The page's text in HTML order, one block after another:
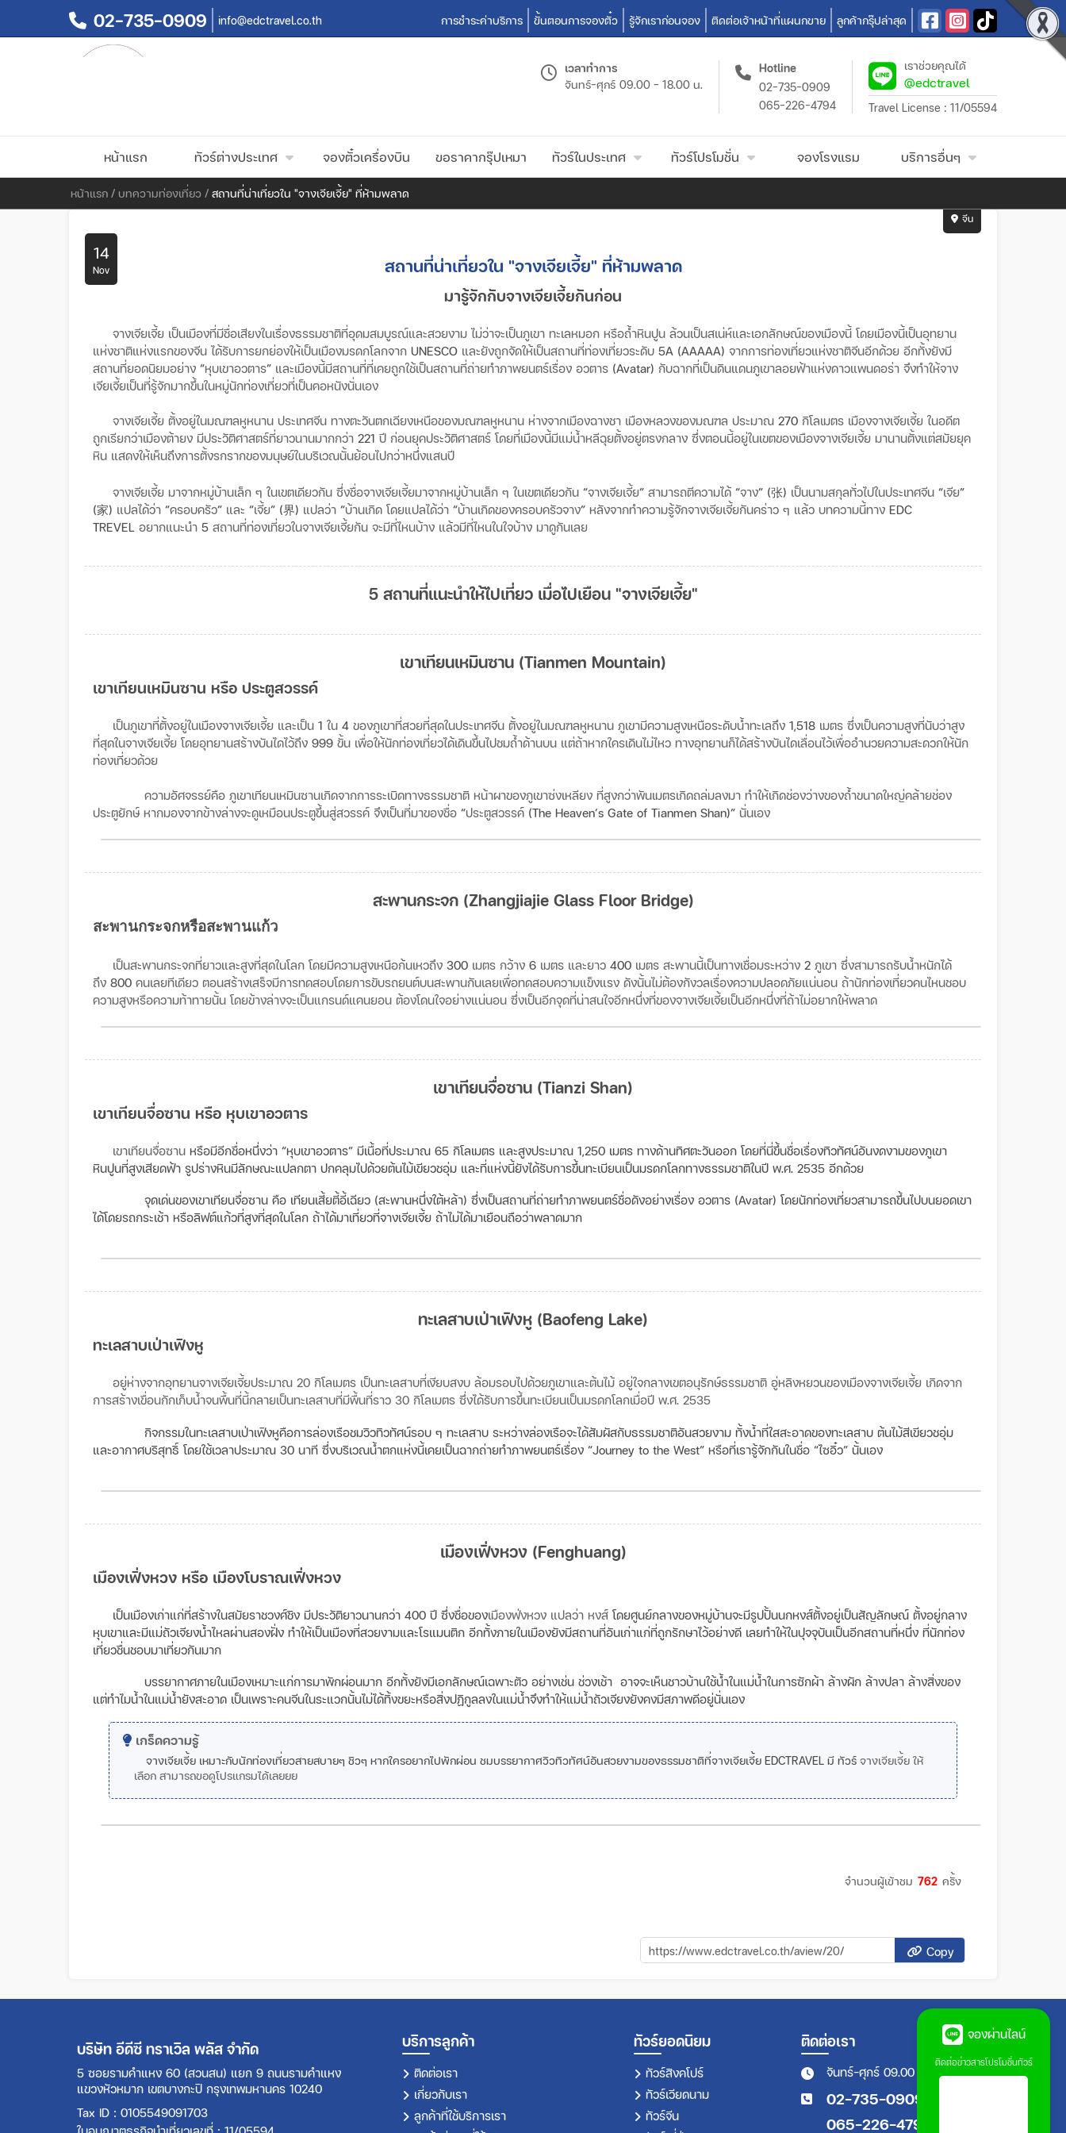
02-735-0909 info@edctravel.co.th การชำระค่าบริการ ขั้นตอนการจองตั๋ว รู้จักเราก่อนจอง ติดต่อเจ้าหน้าที่แผนกขาย ลูกค้ากรุ๊ปล่าสุด
เวลาทำการ
จันทร์-ศุกร์ 09.00 - 18.00 น.
Hotline
02-735-0909
065-226-4794
เราช่วยคุณได้
@edctravel
Travel License : 11/05594
หน้าแรก ทัวร์ต่างประเทศ จองตั๋วเครื่องบิน ขอราคากรุ๊ปเหมา ทัวร์ในประเทศ ทัวร์โปรโมชั่น จองโรงแรม บริการอื่นๆ
หน้าแรก / บทความท่องเที่ยว / สถานที่น่าเที่ยวใน "จางเจียเจี้ย" ที่ห้ามพลาด
14
Nov
จีน
สถานที่น่าเที่ยวใน "จางเจียเจี้ย" ที่ห้ามพลาด
มารู้จักกับจางเจียเจี้ยกันก่อน
จางเจียเจี้ย เป็นเมืองที่มีชื่อเสียงในเรื่องธรรมชาติที่อุดมสมบูรณ์และสวยงาม ไม่ว่าจะเป็นภูเขา ทะเลหมอก หรือถ้ำหินปูน ล้วนเป็นสเน่ห์และเอกลักษณ์ของเมืองนี้ โดยเมืองนี้เป็นอุทยาน
แห่งชาติแห่งแรกของจีน ได้รับการยกย่องให้เป็นเมืองมรดกโลกจาก UNESCO และยังถูกจัดให้เป็นสถานที่ท่องเที่ยวระดับ 5A (AAAAA) จากการท่องเที่ยวแห่งชาติจีนอีกด้วย อีกทั้งยังมี
สถานที่ยอดนิยมอย่าง “หุบเขาอวตาร” และเมืองนี้มีสถานที่ที่เคยถูกใช้เป็นสถานที่ถ่ายทำภาพยนตร์เรื่อง อวตาร (Avatar) กับฉากที่เป็นดินแดนภูเขาลอยฟ้าแห่งดาวแพนดอร่า จึงทำให้จาง
เจียเจี้ยเป็นที่รู้จักมากขึ้นในหมู่นักท่องเที่ยวที่เป็นคอหนังนั่นเอง
จางเจียเจี้ย ตั้งอยู่ในมณฑลหูหนาน ประเทศจีน ทางตะวันตกเฉียงเหนือของมณฑลหูหนาน ห่างจากเมืองฉางชา เมืองหลวงของมณฑล ประมาณ 270 กิโลเมตร เมืองจางเจียเจี้ย ในอดีต
ถูกเรียกว่าเมืองต้ายง มีประวัติศาสตร์ที่ยาวนานมากกว่า 221 ปี ก่อนยุคประวัติศาสตร์ โดยที่เมืองนี้มีแม่น้ำหลีฉุยตั้งอยู่ตรงกลาง ซึ่งตอนนี้อยู่ในเขตของเมืองจางเจียเจี้ย มานานตั้งแต่สมัยยุค
หิน แสดงให้เห็นถึงการตั้งรกรากของมนุษย์ในบริเวณนั้นย้อนไปกว่าหนึ่งแสนปี
จางเจียเจี้ย มาจากหมู่บ้านเล็ก ๆ ในเขตเดียวกัน ซึ่งชื่อจางเจียเจี้ยมาจากหมู่บ้านเล็ก ๆ ในเขตเดียวกัน “จางเจียเจี้ย” สามารถตีความได้ “จาง” (张) เป็นนามสกุลทั่วไปในประเทศจีน “เจีย”
(家) แปลได้ว่า “ครอบครัว” และ “เจี้ย” (界) แปลว่า “บ้านเกิด โดยแปลได้ว่า “บ้านเกิดของครอบครัวจาง” หลังจากทำความรู้จักจางเจียเจี้ยกันคร่าว ๆ แล้ว บทความนี้ทาง EDC
TREVEL อยากแนะนำ 5 สถานที่ท่องเที่ยวในจางเจียเจี้ยกัน จะมีที่ไหนบ้าง แล้วมีที่ไหนในใจบ้าง มาดูกันเลย
5 สถานที่แนะนำให้ไปเที่ยว เมื่อไปเยือน "จางเจียเจี้ย"
เขาเทียนเหมินซาน (Tianmen Mountain)
เขาเทียนเหมินซาน หรือ ประตูสวรรค์
เป็นภูเขาที่ตั้งอยู่ในเมืองจางเจียเจี้ย และเป็น 1 ใน 4 ของภูเขาที่สวยที่สุดในประเทศจีน ตั้งอยู่ในมณฑลหูหนาน ภูเขามีความสูงเหนือระดับน้ำทะเลถึง 1,518 เมตร ซึ่งเป็นความสูงที่นับว่าสูง
ที่สุดในจางเจียเจี้ย โดยอุทยานสร้างบันไดไว้ถึง 999 ขั้น เพื่อให้นักท่องเที่ยวได้เดินขึ้นไปชมถ้ำด้านบน แต่ถ้าหากใครเดินไม่ไหว ทางอุทยานก็ได้สร้างบันไดเลื่อนไว้เพื่ออำนวยความสะดวกให้นัก
ท่องเที่ยวด้วย
ความอัศจรรย์คือ ภูเขาเทียนเหมินซานเกิดจากการระเบิดทางธรรมชาติ หน้าผาของภูเขาซ่งเหลียง ที่สูงกว่าพันเมตรเกิดถล่มลงมา ทำให้เกิดช่องว่างของถ้ำขนาดใหญ่คล้ายช่อง
ประตูยักษ์ หากมองจากข้างล่างจะดูเหมือนประตูขึ้นสู่สวรรค์ จึงเป็นที่มาของชื่อ “ประตูสวรรค์ (The Heaven’s Gate of Tianmen Shan)” นั่นเอง
สะพานกระจก (Zhangjiajie Glass Floor Bridge)
สะพานกระจกหรือสะพานแก้ว
เป็นสะพานกระจกที่ยาวและสูงที่สุดในโลก โดยมีความสูงเหนือก้นเหวถึง 300 เมตร กว้าง 6 เมตร และยาว 400 เมตร สะพานนี้เป็นทางเชื่อมระหว่าง 2 ภูเขา ซึ่งสามารถรับน้ำหนักได้
ถึง 800 คนเลยทีเดียว ตอนสร้างเสร็จมีการทดสอบโดยการขับรถยนต์บนสะพานกันเลยเพื่อทดสอบความแข็งแรง ดังนั้นไม่ต้องกังวลเรื่องความปลอดภัยแน่นอน ถ้านักท่องเที่ยวคนไหนชอบ
ความสูงหรือความท้าทายนั้น โดยข้างล่างจะเป็นแกรนด์แคนยอน ต้องโดนใจอย่างแน่นอน ซึ่งเป็นอีกจุดที่น่าสนใจอีกหนึ่งที่ของจางเจียเจี้ยเป็นอีกหนึ่งที่ถ้าไม่อยากให้พลาด
เขาเทียนจื่อซาน (Tianzi Shan)
เขาเทียนจื่อซาน หรือ หุบเขาอวตาร
เขาเทียนจื่อซาน หรือมีอีกชื่อหนึ่งว่า “หุบเขาอวตาร” มีเนื้อที่ประมาณ 65 กิโลเมตร และสูงประมาณ 1,250 เมตร ทางด้านทิศตะวันออก โดยที่นี่ขึ้นชื่อเรื่องทิวทัศน์อันงดงามของภูเขา
หินปูนที่สูงเสียดฟ้า รูปร่างหินมีลักษณะแปลกตา ปกคลุมไปด้วยต้นไม้เขียวชอุ่ม และที่แห่งนี้ยังได้รับการขึ้นทะเบียนเป็นมรดกโลกทางธรรมชาติในปี พ.ศ. 2535 อีกด้วย
จุดเด่นของเขาเทียนจื่อซาน คือ เทียนเสี้ยตี้อี้เฉียว (สะพานหนึ่งใต้หล้า) ซึ่งเป็นสถานที่ถ่ายทำภาพยนตร์ชื่อดังอย่างเรื่อง อวตาร (Avatar) โดยนักท่องเที่ยวสามารถขึ้นไปบนยอดเขา
ได้โดยรถกระเช้า หรือลิฟต์แก้วที่สูงที่สุดในโลก ถ้าได้มาเที่ยวที่จางเจียเจี้ย ถ้าไม่ได้มาเยือนถือว่าพลาดมาก
ทะเลสาบเป่าเฟิงหู (Baofeng Lake)
ทะเลสาบเป่าเฟิงหู
อยู่ห่างจากอุทยานจางเจียเจี้ยประมาณ 20 กิโลเมตร เป็นทะเลสาบที่เงียบสงบ ล้อมรอบไปด้วยภูเขาและต้นไม้ อยู่ใจกลางเขตอนุรักษ์ธรรมชาติ อู่หลิงหยวนของเมืองจางเจียเจี้ย เกิดจาก
การสร้างเขื่อนกักเก็บน้ำจนพื้นที่นี้กลายเป็นทะเลสาบที่มีพื้นที่ราว 30 กิโลเมตร ซึ่งได้รับการขึ้นทะเบียนเป็นมรดกโลกเมื่อปี พ.ศ. 2535
กิจกรรมในทะเลสาบเป่าเฟิงหูคือการล่องเรือชมวิวทิวทัศน์รอบ ๆ ทะเลสาบ ระหว่างล่องเรือจะได้สัมผัสกับธรรมชาติอันสวยงาม ทั้งน้ำที่ใสสะอาดของทะเลสาบ ต้นไม้สีเขียวชอุ่ม
และอากาศบริสุทธิ์ โดยใช้เวลาประมาณ 30 นาที ซึ่งบริเวณน้ำตกแห่งนี้เคยเป็นฉากถ่ายทำภาพยนตร์เรื่อง “Journey to the West” หรือที่เรารู้จักกันในชื่อ “ไซอิ๋ว” นั้นเอง
เมืองเฟิ่งหวง (Fenghuang)
เมืองเฟิ่งหวง หรือ เมืองโบราณเฟิ่งหวง
เป็นเมืองเก่าแก่ที่สร้างในสมัยราชวงศ์ชิง มีประวัติยาวนานกว่า 400 ปี ซึ่งชื่อของเมืองฟ่งหวง แปลว่า หงส์ โดยศูนย์กลางของหมู่บ้านจะมีรูปปั้นนกหงส์ตั้งอยู่เป็นสัญลักษณ์ ตั้งอยู่กลาง
หุบเขาและมีแม่ถัวเจียงน้ำไหลผ่านสองฝั่ง ทำให้เป็นเมืองที่สวยงามและโรแมนติก อีกทั้งภายในเมืองยังมีสถานที่อันเก่าแก่ที่ถูกรักษาไว้อย่างดี เลยทำให้ในปุจจุบันเป็นอีกสถานที่หนึ่ง ที่นักท่อง
เที่ยวชื่นชอบมาเที่ยวกันมาก
บรรยากาศภายในเมืองเหมาะแก่การมาพักผ่อนมาก อีกทั้งยังมีเอกลักษณ์เฉพาะตัว อย่างเช่น ช่วงเช้า อาจจะเห็นชาวบ้านใช้น้ำในแม่น้ำในการซักผ้า ล้างผัก ล้างปลา ล้างสิ่งของ
แต่ทำไมน้ำในแม่น้ำยังสะอาด เป็นเพราะคนจีนในระแวกนั้นไม่ได้ทิ้งขยะหรือสิ่งปฏิกูลลงในแม่น้ำจึงทำให้แม่น้ำถัวเจียงยังคงมีสภาพดีอยู่นั่นเอง
เกร็ดความรู้
จางเจียเจี้ย เหมาะกับนักท่องเที่ยวสายสบายๆ ชิวๆ หากใครอยากไปพักผ่อน ชมบรรยากาศวิวทิวทัศน์อันสวยงามของธรรมชาติที่จางเจียเจี้ย EDCTRAVEL มี ทัวร์ จางเจียเจี้ย ให้
เลือก สามารถขอดูโปรแกรมได้เลยยย
จำนวนผู้เข้าชม 762 ครั้ง
Copy
บริษัท อีดีซี ทราเวิล พลัส จำกัด
5 ซอยรามคำแหง 60 (สวนสน) แยก 9 ถนนรามคำแหง
แขวงหัวหมาก เขตบางกะปิ กรุงเทพมหานคร 10240
Tax ID : 0105549091703
บริการลูกค้า
ติดต่อเรา
เกี่ยวกับเรา
ลูกค้าที่ใช้บริการเรา
ทัวร์ยอดนิยม
ทัวร์สิงคโปร์
ทัวร์เวียดนาม
ทัวร์จีน
ติดต่อเรา
จันทร์-ศุกร์ 09.00 - 18.00 น.
02-735-0909
065-226-4794
จองผ่านไลน์
ติดต่อข่าวสารโปรโมชั่นทัวร์